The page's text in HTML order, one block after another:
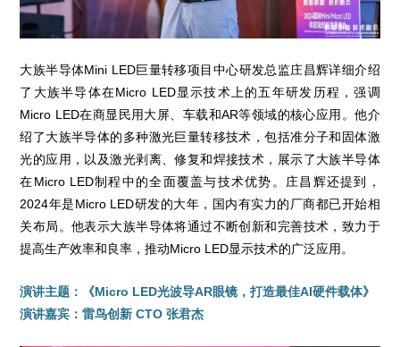
大族半导体Mini LED巨量转移项目中心研发总监庄昌辉详细介绍
了大族半导体在Micro LED显示技术上的五年研发历程，强调
Micro LED在商显民用大屏、车载和AR等领域的核心应用。他介
绍了大族半导体的多种激光巨量转移技术，包括准分子和固体激
光的应用，以及激光剥离、修复和焊接技术，展示了大族半导体
在Micro LED制程中的全面覆盖与技术优势。庄昌辉还提到，
2024年是Micro LED研发的大年，国内有实力的厂商都已开始相
关布局。他表示大族半导体将通过不断创新和完善技术，致力于
提高生产效率和良率，推动Micro LED显示技术的广泛应用。
演讲主题：《Micro LED光波导AR眼镜，打造最佳AI硬件载体》
演讲嘉宾：雷鸟创新 CTO 张君杰